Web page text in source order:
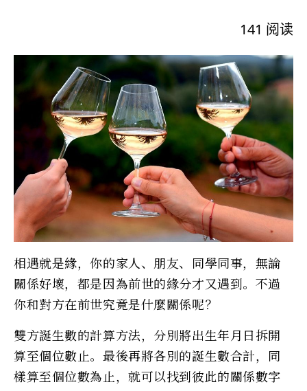
141 阅读
相遇就是緣，你的家人、朋友、同學同事，無論
關係好壞，都是因為前世的緣分才又遇到。不過
你和對方在前世究竟是什麼關係呢？
雙方誕生數的計算方法，分別將出生年月日拆開
算至個位數止。最後再將各別的誕生數合計，同
樣算至個位數為止，就可以找到彼此的關係數字